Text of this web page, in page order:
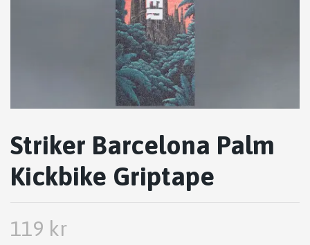
Striker Barcelona Palm
Kickbike Griptape
119 kr